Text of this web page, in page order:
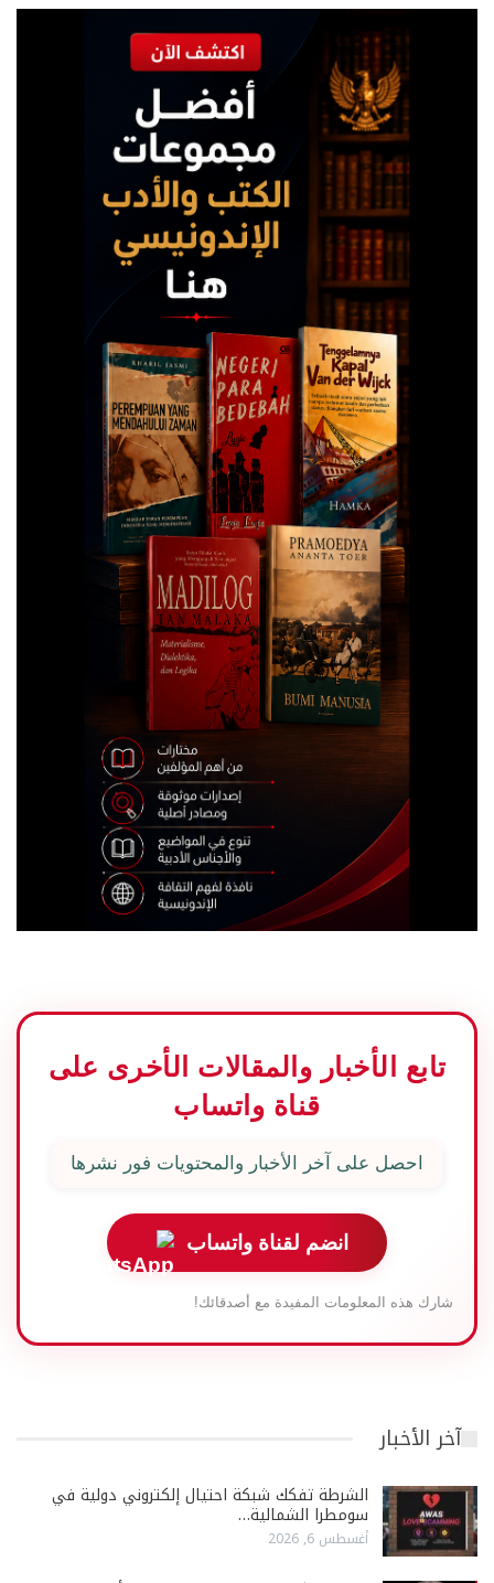
تابع الأخبار والمقالات الأخرى على
قناة واتساب
احصل على آخر الأخبار والمحتويات فور نشرها
انضم لقناة واتساب
شارك هذه المعلومات المفيدة مع أصدقائك!
آخر الأخبار
الشرطة تفكك شبكة احتيال إلكتروني دولية في
سومطرا الشمالية…
أغسطس 6, 2026